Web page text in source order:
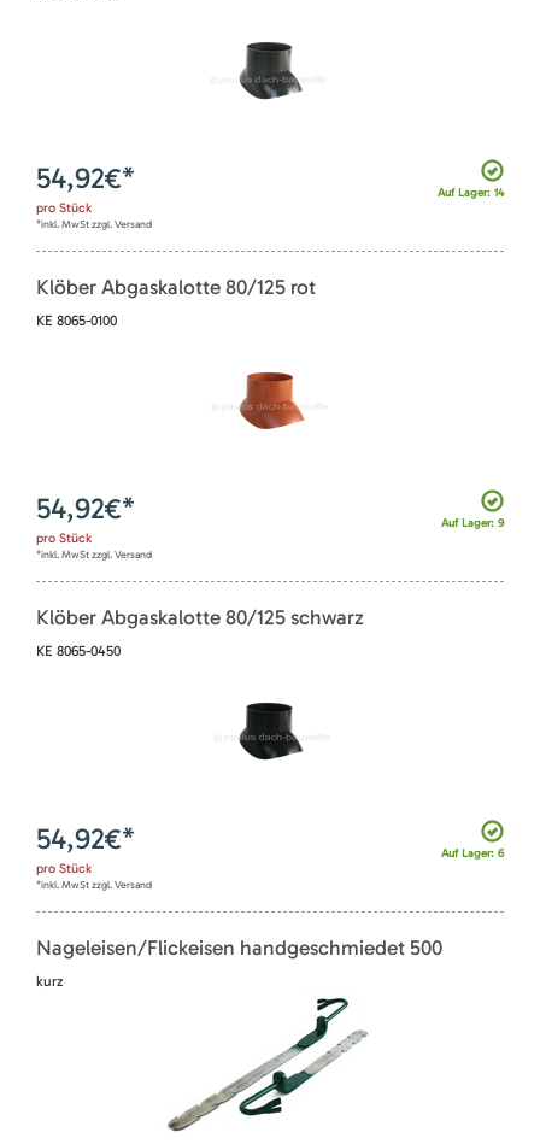
Auf Lager: 14
54,92€*
pro Stück
*inkl. MwSt zzgl. Versand
Klöber Abgaskalotte 80/125 rot
KE 8065-0100
Auf Lager: 9
54,92€*
pro Stück
*inkl. MwSt zzgl. Versand
Klöber Abgaskalotte 80/125 schwarz
KE 8065-0450
Auf Lager: 6
54,92€*
pro Stück
*inkl. MwSt zzgl. Versand
Nageleisen/Flickeisen handgeschmiedet 500
kurz